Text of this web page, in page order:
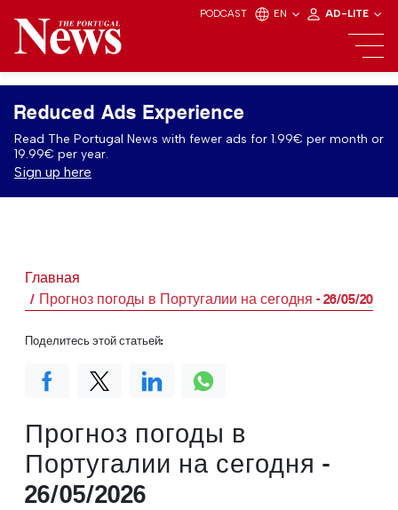
PODCAST EN AD-LITE
Reduced Ads Experience
Read The Portugal News with fewer ads for 1.99€ per month or
19.99€ per year.
Sign up here
Главная
Прогноз погоды в Португалии на сегодня - 26/05/2026
Прогноз погоды в
Португалии на сегодня -
26/05/2026
Поделитесь этой статьей: